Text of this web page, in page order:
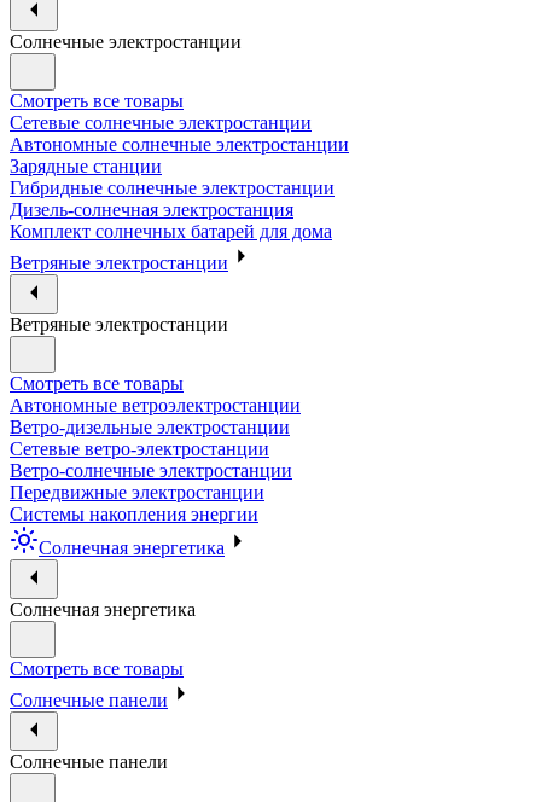
Солнечные электростанции
Смотреть все товары
Сетевые солнечные электростанции
Автономные солнечные электростанции
Зарядные станции
Гибридные солнечные электростанции
Дизель-солнечная электростанция
Комплект солнечных батарей для дома
Ветряные электростанции
Ветряные электростанции
Смотреть все товары
Автономные ветроэлектростанции
Ветро-дизельные электростанции
Сетевые ветро-электростанции
Ветро-солнечные электростанции
Передвижные электростанции
Системы накопления энергии
Солнечная энергетика
Солнечная энергетика
Смотреть все товары
Солнечные панели
Солнечные панели